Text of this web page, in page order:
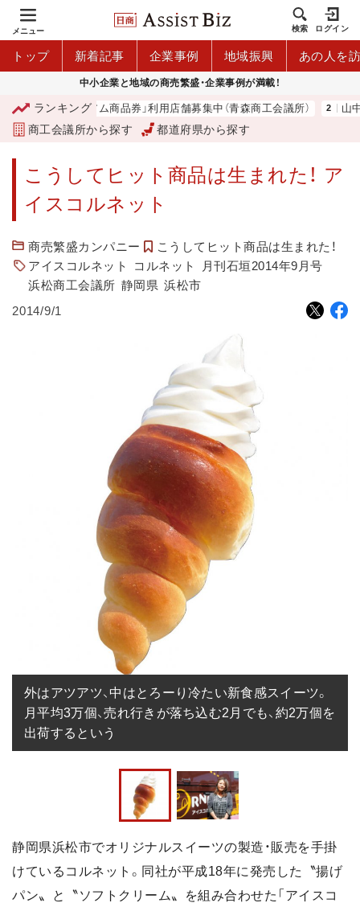
メニュー 検索 ログイン
トップ 新着記事 企業事例 地域振興 あの人を
中小企業と地域の商売繁盛・企業事例が満載！
ランキング
森市プレミアム商品券」利用店舗募集中（青森商工会議所） 山中伸弥
商工会議所から探す 都道府県から探す
こうしてヒット商品は生まれた！ ア
イスコルネット
商売繁盛カンパニー
こうしてヒット商品は生まれた！
アイスコルネット
コルネット
月刊石垣2014年9月号
浜松商工会議所 静岡県 浜松市
2014/9/1
外はアツアツ、中はとろーり冷たい新食感スイーツ。
月平均3万個、売れ行きが落ち込む2月でも、約2万個を
出荷するという
静岡県浜松市でオリジナルスイーツの製造・販売を手掛
けているコルネット。同社が平成18年に発売した〝揚げ
パン〟と〝ソフトクリーム〟を組み合わせた「アイスコ